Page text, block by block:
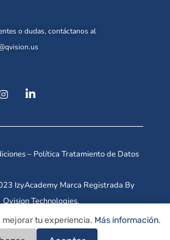
o dudas, contáctanos al
– Política Tratamiento de Datos
IzyAcademy Marca Registrada By
Qvision Technologies.
mejorar tu experiencia. Más información.